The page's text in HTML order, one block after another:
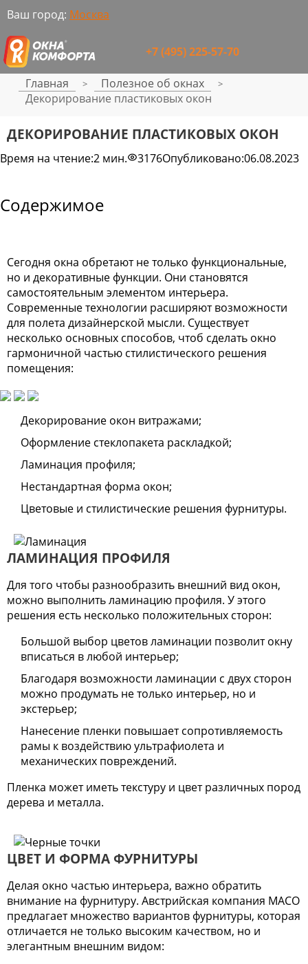
Ваш город: Москва
+7 (495) 225-57-70
Главная > Полезное об окнах >
Декорирование пластиковых окон
ДЕКОРИРОВАНИЕ ПЛАСТИКОВЫХ ОКОН
Время на чтение:2 мин. 3176Опубликовано:06.08.2023
Содержимое
Сегодня окна обретают не только функциональные,
но и декоративные функции. Они становятся
самостоятельным элементом интерьера.
Современные технологии расширяют возможности
для полета дизайнерской мысли. Существует
несколько основных способов, чтоб сделать окно
гармоничной частью стилистического решения
помещения:
Декорирование окон витражами;
Оформление стеклопакета раскладкой;
Ламинация профиля;
Нестандартная форма окон;
Цветовые и стилистические решения фурнитуры.
ЛАМИНАЦИЯ ПРОФИЛЯ
Для того чтобы разнообразить внешний вид окон,
можно выполнить ламинацию профиля. У этого
решения есть несколько положительных сторон:
Большой выбор цветов ламинации позволит окну
вписаться в любой интерьер;
Благодаря возможности ламинации с двух сторон
можно продумать не только интерьер, но и
экстерьер;
Нанесение пленки повышает сопротивляемость
рамы к воздействию ультрафиолета и
механических повреждений.
Пленка может иметь текстуру и цвет различных пород
дерева и металла.
ЦВЕТ И ФОРМА ФУРНИТУРЫ
Делая окно частью интерьера, важно обратить
внимание на фурнитуру. Австрийская компания МАСО
предлагает множество вариантов фурнитуры, которая
отличается не только высоким качеством, но и
элегантным внешним видом: